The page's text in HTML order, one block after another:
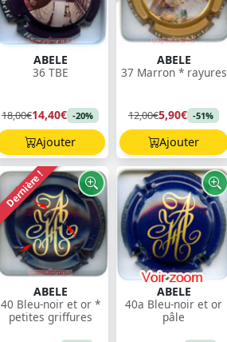
ABELE
36 TBE
18,00€14,40€ -20%
Ajouter
ABELE
37 Marron * rayures
12,00€5,90€ -51%
Ajouter
Dernière !
ABELE
40 Bleu-noir et or *
petites griffures
ABELE
40a Bleu-noir et or
pâle